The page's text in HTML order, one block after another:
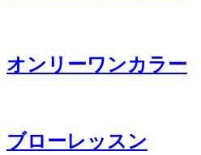
オンリーワンカラー
ブローレッスン